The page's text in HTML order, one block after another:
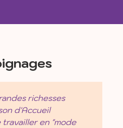
richesses
d'Accueil
en "mode